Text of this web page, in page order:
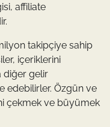
affiliate
takipçiye sahip
içeriklerini
diğer gelir
edebilirler. Özgün ve
çekmek ve büyümek